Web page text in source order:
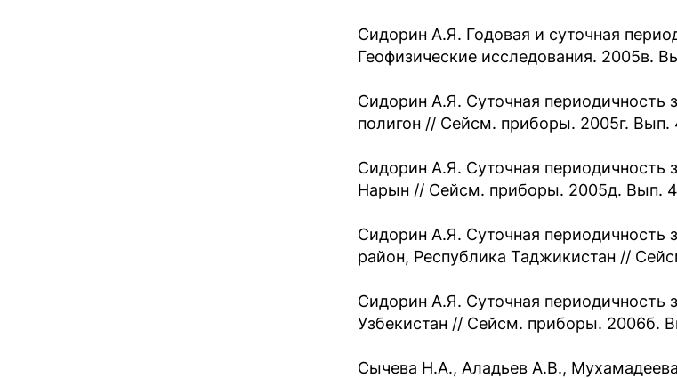
Сидорин А.Я. Годовая и суточная
Геофизические исследования. 2005в.
Сидорин А.Я. Суточная периодичность
полигон // Сейсм. приборы. 2005г. Вып.
Сидорин А.Я. Суточная периодичность
Нарын // Сейсм. приборы. 2005д. Вып.
Сидорин А.Я. Суточная периодичность
район, Республика Таджикистан //
Сидорин А.Я. Суточная периодичность
Узбекистан // Сейсм. приборы. 2006б.
Сычева Н.А., Аладьев А.В.,